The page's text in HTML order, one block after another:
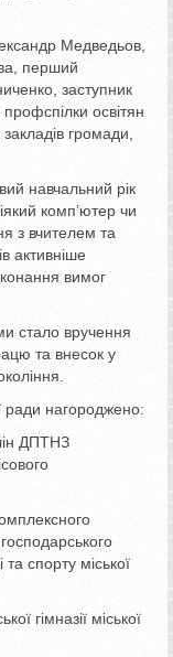
Медведьов,
перший
заступник
освітян
громади,
навчальний рік
комп’ютер чи
з вчителем та
активніше
вимог
стало вручення
та внесок у
ради нагороджено:
ДПТНЗ
спорту міської
гімназії міської